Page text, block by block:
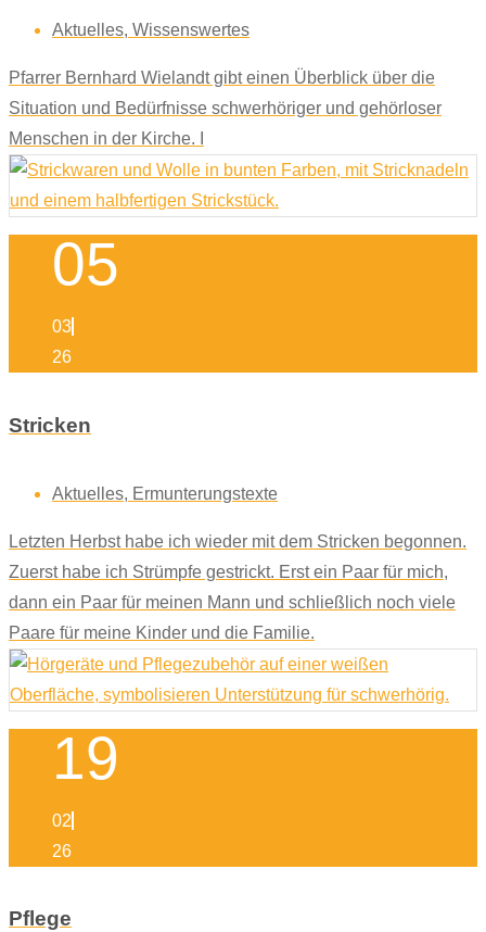
Aktuelles, Wissenswertes
Pfarrer Bernhard Wielandt gibt einen Überblick über die
Situation und Bedürfnisse schwerhöriger und gehörloser
Menschen in der Kirche. I
05
03
26
Stricken
Aktuelles, Ermunterungstexte
Letzten Herbst habe ich wieder mit dem Stricken begonnen.
Zuerst habe ich Strümpfe gestrickt. Erst ein Paar für mich,
dann ein Paar für meinen Mann und schließlich noch viele
Paare für meine Kinder und die Familie.
19
02
26
Pflege